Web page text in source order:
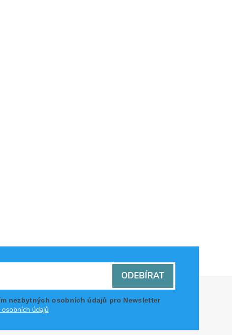
nezbytných osobních údajů pro Newsletter
údajů
ODEBÍRAT